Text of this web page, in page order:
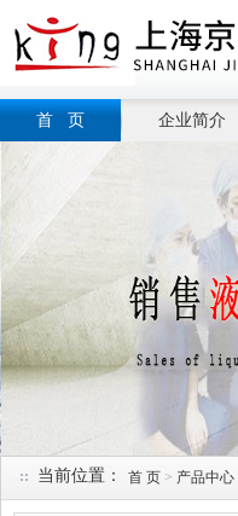
首 页 企业简介
当前位置： 首 页 > 产品中心